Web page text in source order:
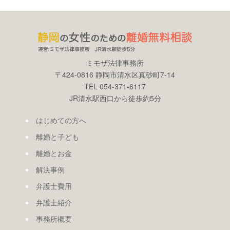
ミモザ法律事務所
〒424-0816 静岡市清水区真砂町7-14
TEL 054-371-6117
JR清水駅西口から徒歩約5分
はじめての方へ
離婚と子ども
離婚とお金
解決事例
弁護士費用
弁護士紹介
事務所概要